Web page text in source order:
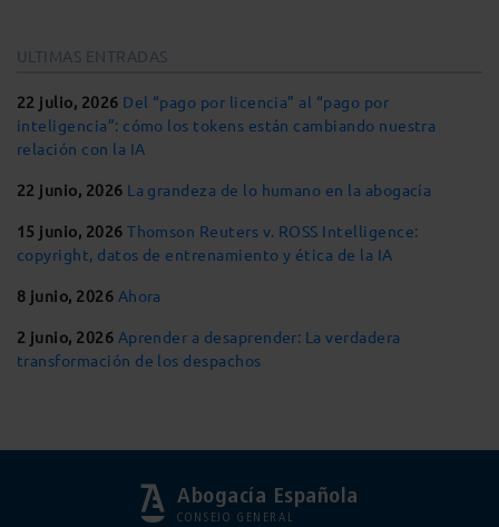
ULTIMAS ENTRADAS
22 julio, 2026 Del “pago por licencia” al “pago por
inteligencia”: cómo los tokens están cambiando nuestra
relación con la IA
22 junio, 2026 La grandeza de lo humano en la abogacía
15 junio, 2026 Thomson Reuters v. ROSS Intelligence:
copyright, datos de entrenamiento y ética de la IA
8 junio, 2026 Ahora
2 junio, 2026 Aprender a desaprender: La verdadera
transformación de los despachos
Abogacía Española
CONSEJO GENERAL